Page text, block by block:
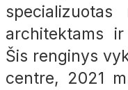
specializuotas
architektams
Šis renginys
centre, 2021